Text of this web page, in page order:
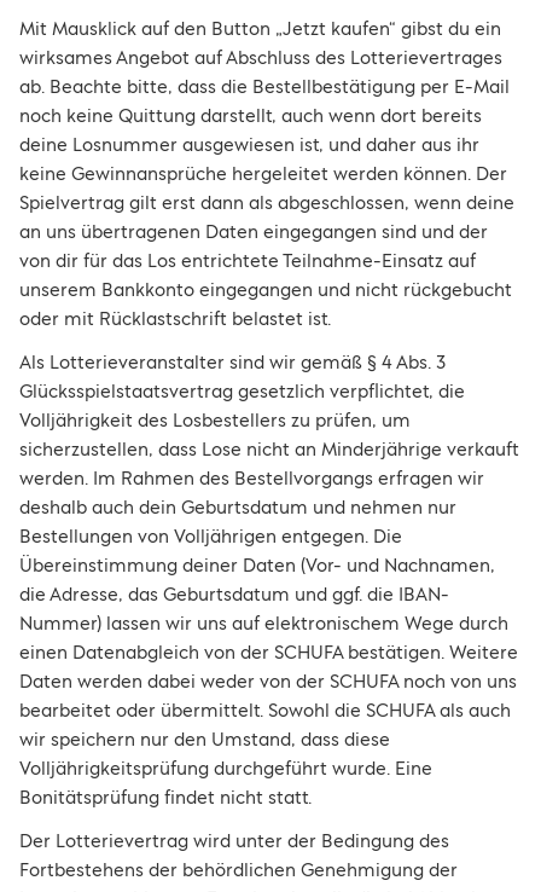
Mit Mausklick auf den Button „Jetzt kaufen“ gibst du ein
wirksames Angebot auf Abschluss des Lotterievertrages
ab. Beachte bitte, dass die Bestellbestätigung per E-Mail
noch keine Quittung darstellt, auch wenn dort bereits
deine Losnummer ausgewiesen ist, und daher aus ihr
keine Gewinnansprüche hergeleitet werden können. Der
Spielvertrag gilt erst dann als abgeschlossen, wenn deine
an uns übertragenen Daten eingegangen sind und der
von dir für das Los entrichtete Teilnahme-Einsatz auf
unserem Bankkonto eingegangen und nicht rückgebucht
oder mit Rücklastschrift belastet ist.
Als Lotterieveranstalter sind wir gemäß § 4 Abs. 3
Glücksspielstaatsvertrag gesetzlich verpflichtet, die
Volljährigkeit des Losbestellers zu prüfen, um
sicherzustellen, dass Lose nicht an Minderjährige verkauft
werden. Im Rahmen des Bestellvorgangs erfragen wir
deshalb auch dein Geburtsdatum und nehmen nur
Bestellungen von Volljährigen entgegen. Die
Übereinstimmung deiner Daten (Vor- und Nachnamen,
die Adresse, das Geburtsdatum und ggf. die IBAN-
Nummer) lassen wir uns auf elektronischem Wege durch
einen Datenabgleich von der SCHUFA bestätigen. Weitere
Daten werden dabei weder von der SCHUFA noch von uns
bearbeitet oder übermittelt. Sowohl die SCHUFA als auch
wir speichern nur den Umstand, dass diese
Volljährigkeitsprüfung durchgeführt wurde. Eine
Bonitätsprüfung findet nicht statt.
Der Lotterievertrag wird unter der Bedingung des
Fortbestehens der behördlichen Genehmigung der